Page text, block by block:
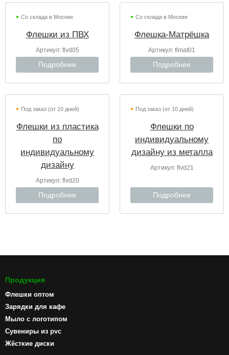
Со склада в Москве
Флешки из ПВХ
Артикул: flvd05
Подробнее
Со склада в Москве
Флешка-Матрёшка
Артикул: flmat01
Подробнее
Под заказ (от 10 дней)
Флешки из пластика
по
индивидуальному
дизайну
Артикул: flvd20
Подробнее
Под заказ (от 10 дней)
Флешки по
индивидуальному
дизайну из металла
Артикул: flvd21
Подробнее
Продукция
Флешки оптом
Зарядки для кафе
Мыло с логотипом
Сувениры из pvc
Жёсткие диски